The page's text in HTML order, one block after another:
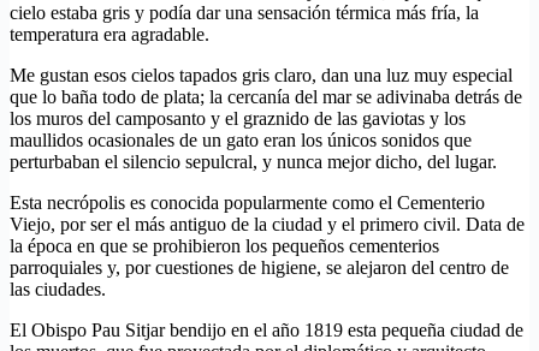
cielo estaba gris y podía dar una sensación térmica más fría, la
temperatura era agradable.
Me gustan esos cielos tapados gris claro, dan una luz muy especial
que lo baña todo de plata; la cercanía del mar se adivinaba detrás de
los muros del camposanto y el graznido de las gaviotas y los
maullidos ocasionales de un gato eran los únicos sonidos que
perturbaban el silencio sepulcral, y nunca mejor dicho, del lugar.
Esta necrópolis es conocida popularmente como el Cementerio
Viejo, por ser el más antiguo de la ciudad y el primero civil. Data de
la época en que se prohibieron los pequeños cementerios
parroquiales y, por cuestiones de higiene, se alejaron del centro de
las ciudades.
El Obispo Pau Sitjar bendijo en el año 1819 esta pequeña ciudad de